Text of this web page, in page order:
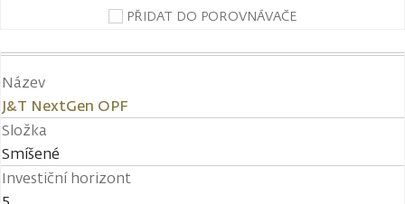
PŘIDAT DO POROVNÁVAČE
Název
J&T NextGen OPF
Složka
Smíšené
Investiční horizont